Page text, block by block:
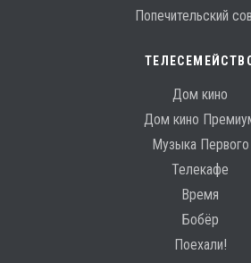
Попечительский
Дом кино
Дом кино
Музыка Первого
Телекафе
Время
Бобёр
Поехали!